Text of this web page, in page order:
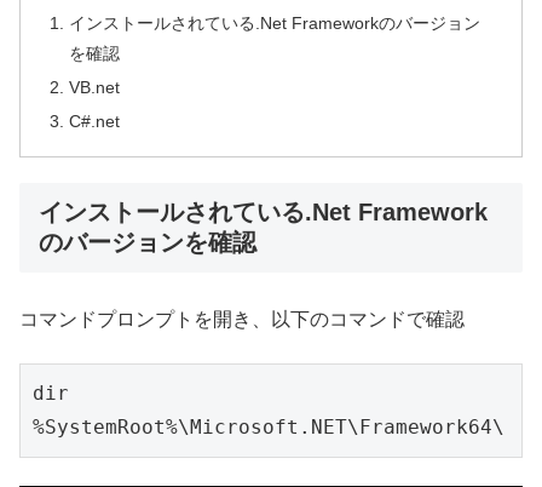
インストールされている.Net Frameworkのバージョン
を確認
VB.net
C#.net
インストールされている.Net Framework
のバージョンを確認
コマンドプロンプトを開き、以下のコマンドで確認
dir
%SystemRoot%\Microsoft.NET\Framework64\